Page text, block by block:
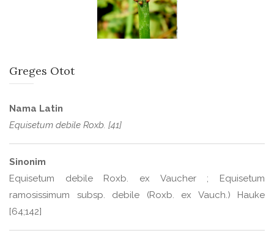
Greges Otot
Nama Latin
Equisetum debile Roxb. [41]
Sinonim
Equisetum debile Roxb. ex Vaucher ; Equisetum
ramosissimum subsp. debile (Roxb. ex Vauch.) Hauke
[64;142]